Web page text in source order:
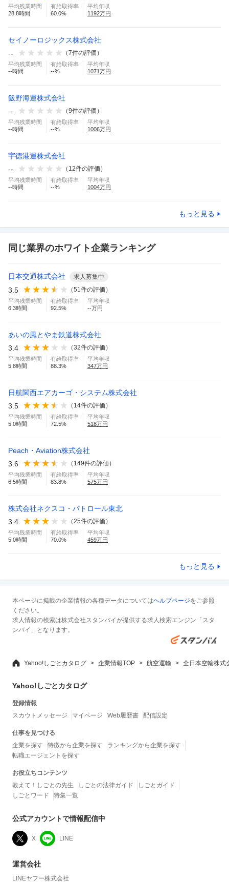
平均残業時間
28.8時間
有給取得率
60.0%
平均年収
1192万円
セイノーロジックス株式会社
--
（7件の評価）
平均残業時間
--時間
有給取得率
--%
平均年収
1071万円
飯野海運株式会社
--
（9件の評価）
平均残業時間
--時間
有給取得率
--%
平均年収
1006万円
宇徳港運株式会社
--
（ 12件の評価）
平均残業時間
--時間
有給取得率
--%
平均年収
1004万円
もっと見る
同じ業界のホワイト企業ランキング
日本交通株式会社 求人募集中
3.5 （51件の評価）
平均残業時間
6.3時間
有給取得率
92.5%
平均年収
--万円
あいの風とやま鉄道株式会社
3.4
（32件の評価）
平均残業時間
5.8時間
有給取得率
88.3%
平均年収
347万円
日航関西エアカーゴ・システム株式会社
3.5
（ 14件の評価）
平均残業時間
5.0時間
有給取得率
72.5%
平均年収
518万円
Peach・Aviation株式会社
3.6
（ 149件の評価）
平均残業時間
6.5時間
有給取得率
83.8%
平均年収
575万円
株式会社ネクスコ・パトロール東北
3.4
（25件の評価）
平均残業時間
5.0時間
有給取得率
70.0%
平均年収
459万円
もっと見る
本ページに掲載の企業情報の各種データについてはヘルプページをご参照
ください。
求人情報の検索は株式会社スタンバイが提供する求人検索エンジン「スタ
ンバイ」となります。
Yahoo!しごとカタログ 企業情報TOP 航空運輸 全日本空輸株式
Yahoo!しごとカタログ
登録情報
スカウトメッセージ
マイページ Web履歴書 配信設定
仕事を見つける
企業を探す
特徴から企業を探す
ランキングから企業を探す
転職エージェントを探す
お役立ちコンテンツ
教えて！しごとの先生
しごとの法律ガイド
しごとガイド
しごとワード
特集一覧
公式アカウントで情報配信中
X LINE
運営会社
LINEヤフー株式会社